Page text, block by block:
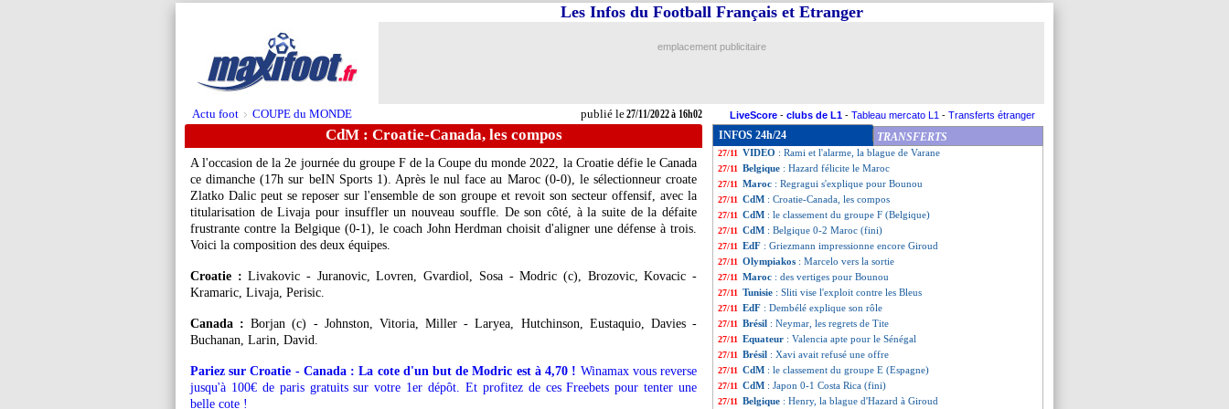
Actu foot > COUPE du MONDE publié le27/11/2022 à 16h02
Les Infos du Football Français et Etranger
emplacement publicitaire
LiveScore - clubs de L1 - Tableau mercato L1 - Transferts étranger
CdM : Croatie-Canada, les compos
A l'occasion de la 2e journée du groupe F de la Coupe du monde 2022, la Croatie défie le Canada
ce dimanche (17h sur beIN Sports 1). Après le nul face au Maroc (0-0), le sélectionneur croate
Zlatko Dalic peut se reposer sur l'ensemble de son groupe et revoit son secteur offensif, avec la
titularisation de Livaja pour insuffler un nouveau souffle. De son côté, à la suite de la défaite
frustrante contre la Belgique (0-1), le coach John Herdman choisit d'aligner une défense à trois.
Voici la composition des deux équipes.
Croatie : Livakovic - Juranovic, Lovren, Gvardiol, Sosa - Modric (c), Brozovic, Kovacic -
Kramaric, Livaja, Perisic.
Canada : Borjan (c) - Johnston, Vitoria, Miller - Laryea, Hutchinson, Eustaquio, Davies -
Buchanan, Larin, David.
Pariez sur Croatie - Canada : La cote d'un but de Modric est à 4,70 ! Winamax vous reverse
jusqu'à 100€ de paris gratuits sur votre 1er dépôt. Et profitez de ces Freebets pour tenter une
belle cote !
INFOS 24h/24 TRANSFERTS
27/11 EdF: les remplaçants ont dominé Al-Ahli
27/11 CdM
27/11 PSG: Messi annoncé à l'Inter Miami !
27/11 EdF: T. Hernandez joue aussi pour son frère
27/11 VIDEO : Rami et l'alarme, la blague de Varane
27/11 Belgique : Hazard félicite le Maroc
27/11 Maroc : Regragui s'explique pour Bounou
27/11 CdM : Croatie-Canada, les compos
27/11 CdM : le classement du groupe F (Belgique)
27/11 CdM : Belgique 0-2 Maroc (fini)
27/11 EdF : Griezmann impressionne encore Giroud
27/11 Olympiakos : Marcelo vers la sortie
27/11 Maroc : des vertiges pour Bounou
27/11 Tunisie : Sliti vise l'exploit contre les Bleus
27/11 EdF : Dembélé explique son rôle
27/11 Brésil : Neymar, les regrets de Tite
27/11 Equateur : Valencia apte pour le Sénégal
27/11 Brésil : Xavi avait refusé une offre
27/11 CdM : le classement du groupe E (Espagne)
27/11 CdM : Japon 0-1 Costa Rica (fini)
27/11 Belgique : Henry, la blague d'Hazard à Giroud